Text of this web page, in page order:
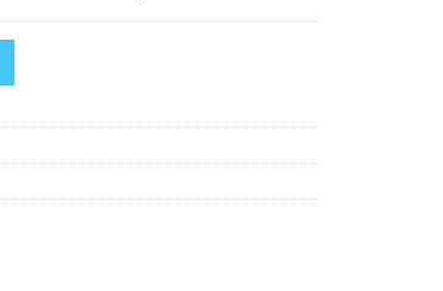
APC cho hộp phân phối FTTH FTTA (1x4,1x8,1x16) số